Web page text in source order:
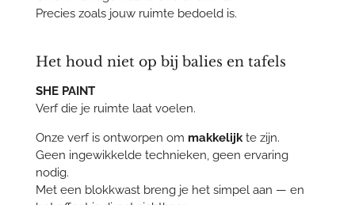
Precies zoals jouw ruimte bedoeld is.
Het houd niet op bij balies en tafels
SHE PAINT
Verf die je ruimte laat voelen.
Onze verf is ontworpen om makkelijkte zijn.
Geen ingewikkelde technieken, geen ervaring
nodig.
Met een blokkwast breng je het simpel aan — en